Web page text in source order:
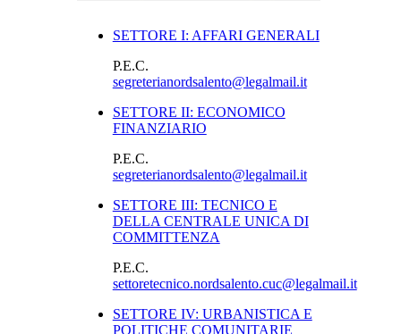
SETTORE I: AFFARI GENERALI
P.E.C.
segreterianordsalento@legalmail.it
SETTORE II: ECONOMICO
FINANZIARIO
P.E.C.
segreterianordsalento@legalmail.it
SETTORE III: TECNICO E
DELLA CENTRALE UNICA DI
COMMITTENZA
P.E.C.
settoretecnico.nordsalento.cuc@legalmail.it
SETTORE IV: URBANISTICA E
POLITICHE COMUNITARIE